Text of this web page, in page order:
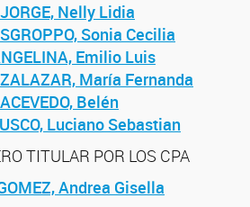
Nelly Lidia
Sonia Cecilia
Emilio Luis
María Fernanda
Belén
Luciano Sebastian
TITULAR POR LOS CPA
Andrea Gisella